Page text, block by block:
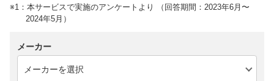
※1：本サービスで実施のアンケートより （回答期間：2023年6月〜
2024年5月）
メーカー